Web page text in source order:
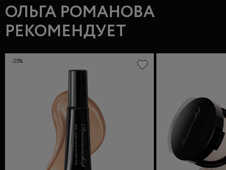
ОЛЬГА РОМАНОВА
РЕКОМЕНДУЕТ
-25%